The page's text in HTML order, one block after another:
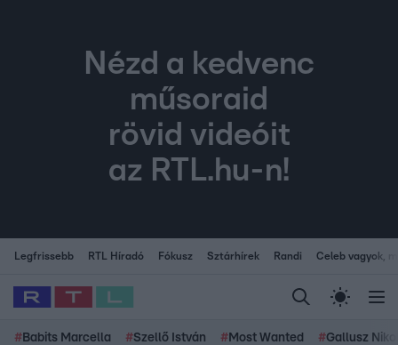
Nézd a kedvenc
műsoraid
rövid videóit
az RTL.hu-n!
Legfrissebb RTL Híradó Fókusz Sztárhírek Randi Celeb vagyok,
# Babits Marcella #Szellő István # Most Wanted #Gallusz